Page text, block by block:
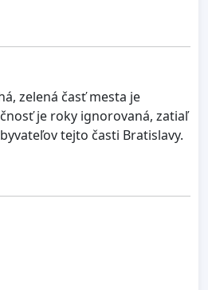
zelená časť mesta je
je roky ignorovaná, zatiaľ
tejto časti Bratislavy.